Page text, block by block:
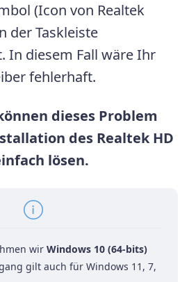
(Icon von Realtek
der Taskleiste
In diesem Fall wäre Ihr
fehlerhaft.
dieses Problem
des Realtek HD
lösen.
wir Windows 10 (64-bits)
gilt auch für Windows 11, 7,